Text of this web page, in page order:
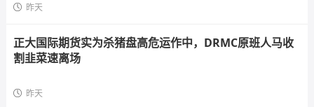
昨天
正大国际期货实为杀猪盘高危运作中，DRMC原班人马收
割韭菜速离场
昨天